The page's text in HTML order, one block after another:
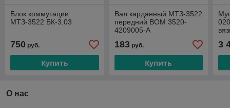
Блок коммутации
МТЗ-3522 БК-3.03
750 руб.
Купить
Вал карданный МТЗ-3522
передний ВОМ 3520-
4209005-А
183руб.
Купить
3
О нас